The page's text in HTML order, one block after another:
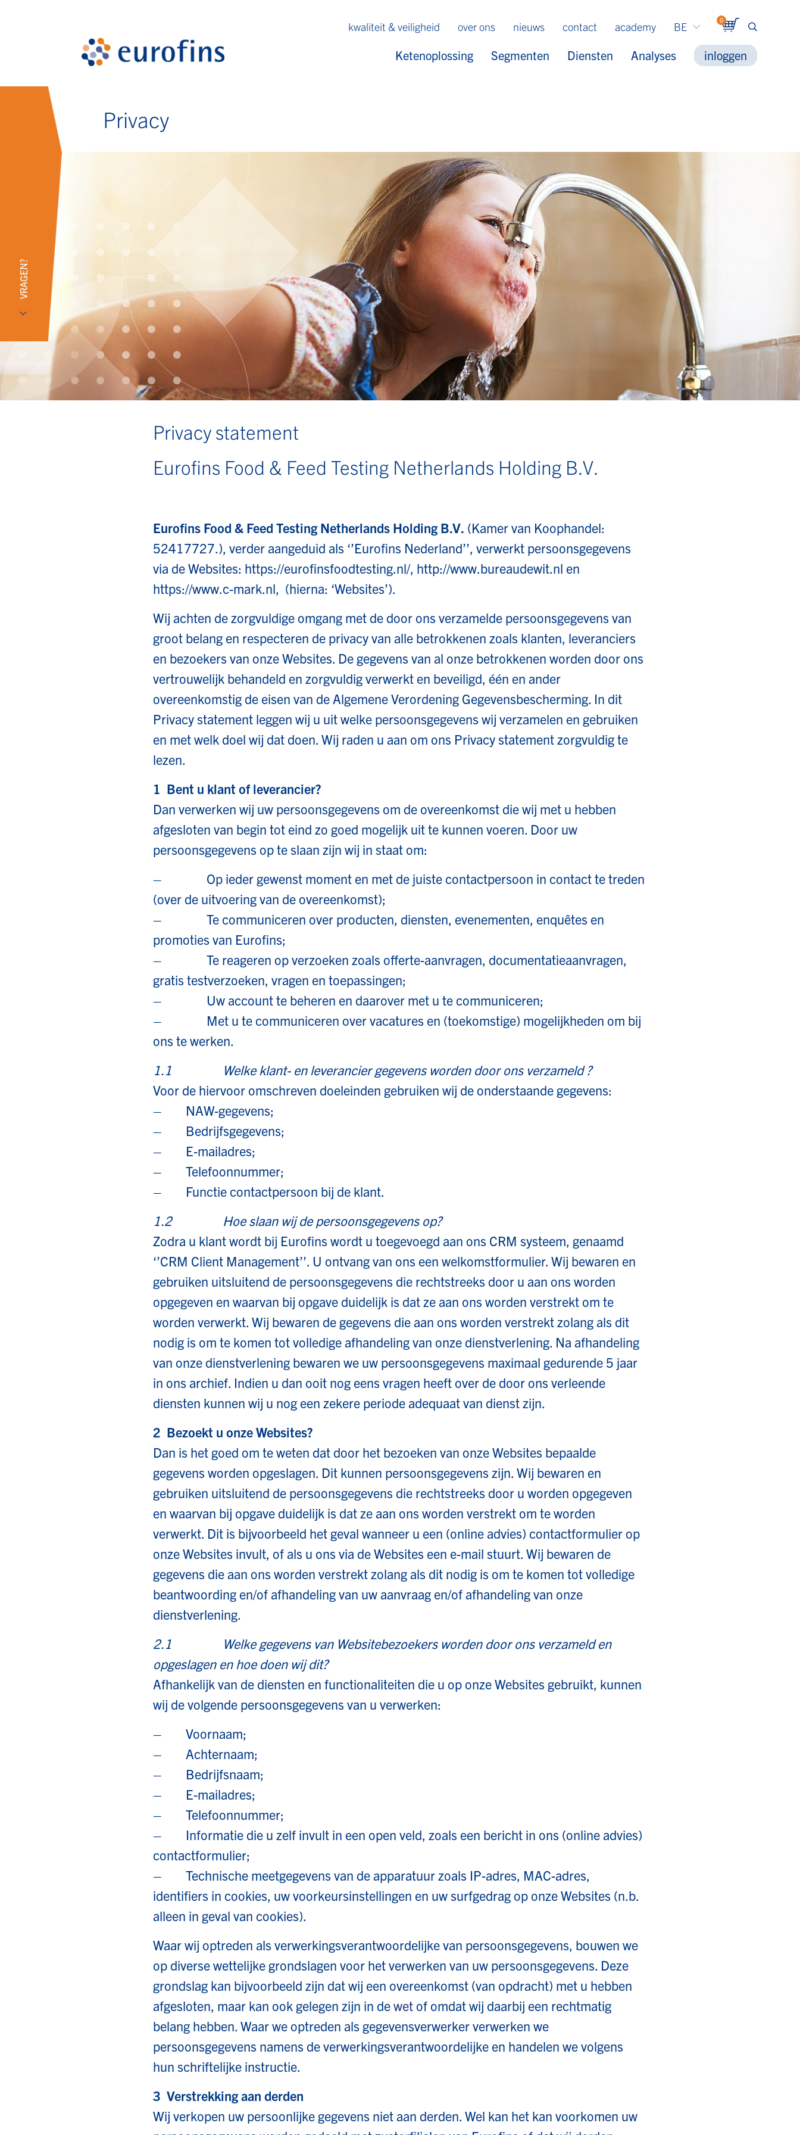
0
BE
kwaliteit & veiligheid over ons nieuws contact academy
Ketenoplossing Segmenten Diensten Analyses inloggen
Privacy
VRAGEN?
Privacy statement
Eurofins Food & Feed Testing Netherlands Holding B.V.
Eurofins Food & Feed Testing Netherlands Holding B.V. (Kamer van Koophandel:
52417727.), verder aangeduid als ‘’Eurofins Nederland’’, verwerkt persoonsgegevens
via de Websites: https://eurofinsfoodtesting.nl/, http://www.bureaudewit.nl en
https://www.c-mark.nl, (hierna: ‘Websites’).
Wij achten de zorgvuldige omgang met de door ons verzamelde persoonsgegevens van
groot belang en respecteren de privacy van alle betrokkenen zoals klanten, leveranciers
en bezoekers van onze Websites. De gegevens van al onze betrokkenen worden door ons
vertrouwelijk behandeld en zorgvuldig verwerkt en beveiligd, één en ander
overeenkomstig de eisen van de Algemene Verordening Gegevensbescherming. In dit
Privacy statement leggen wij u uit welke persoonsgegevens wij verzamelen en gebruiken
en met welk doel wij dat doen. Wij raden u aan om ons Privacy statement zorgvuldig te
lezen.
1 Bent u klant of leverancier?
Dan verwerken wij uw persoonsgegevens om de overeenkomst die wij met u hebben
afgesloten van begin tot eind zo goed mogelijk uit te kunnen voeren. Door uw
persoonsgegevens op te slaan zijn wij in staat om:
– Op ieder gewenst moment en met de juiste contactpersoon in contact te treden
(over de uitvoering van de overeenkomst);
– Te communiceren over producten, diensten, evenementen, enquêtes en
promoties van Eurofins;
– Te reageren op verzoeken zoals offerte-aanvragen, documentatieaanvragen,
gratis testverzoeken, vragen en toepassingen;
– Uw account te beheren en daarover met u te communiceren;
– Met u te communiceren over vacatures en (toekomstige) mogelijkheden om bij
ons te werken.
1.1 Welke klant- en leverancier gegevens worden door ons verzameld ?
Voor de hiervoor omschreven doeleinden gebruiken wij de onderstaande gegevens:
– NAW-gegevens;
– Bedrijfsgegevens;
– E-mailadres;
– Telefoonnummer;
– Functie contactpersoon bij de klant.
1.2 Hoe slaan wij de persoonsgegevens op?
Zodra u klant wordt bij Eurofins wordt u toegevoegd aan ons CRM systeem, genaamd
‘’CRM Client Management’’. U ontvang van ons een welkomstformulier. Wij bewaren en
gebruiken uitsluitend de persoonsgegevens die rechtstreeks door u aan ons worden
opgegeven en waarvan bij opgave duidelijk is dat ze aan ons worden verstrekt om te
worden verwerkt. Wij bewaren de gegevens die aan ons worden verstrekt zolang als dit
nodig is om te komen tot volledige afhandeling van onze dienstverlening. Na afhandeling
van onze dienstverlening bewaren we uw persoonsgegevens maximaal gedurende 5 jaar
in ons archief. Indien u dan ooit nog eens vragen heeft over de door ons verleende
diensten kunnen wij u nog een zekere periode adequaat van dienst zijn.
2 Bezoekt u onze Websites?
Dan is het goed om te weten dat door het bezoeken van onze Websites bepaalde
gegevens worden opgeslagen. Dit kunnen persoonsgegevens zijn. Wij bewaren en
gebruiken uitsluitend de persoonsgegevens die rechtstreeks door u worden opgegeven
en waarvan bij opgave duidelijk is dat ze aan ons worden verstrekt om te worden
verwerkt. Dit is bijvoorbeeld het geval wanneer u een (online advies) contactformulier op
onze Websites invult, of als u ons via de Websites een e-mail stuurt. Wij bewaren de
gegevens die aan ons worden verstrekt zolang als dit nodig is om te komen tot volledige
beantwoording en/of afhandeling van uw aanvraag en/of afhandeling van onze
dienstverlening.
2.1 Welke gegevens van Websitebezoekers worden door ons verzameld en
opgeslagen en hoe doen wij dit?
Afhankelijk van de diensten en functionaliteiten die u op onze Websites gebruikt, kunnen
wij de volgende persoonsgegevens van u verwerken:
– Voornaam;
– Achternaam;
– Bedrijfsnaam;
– E-mailadres;
– Telefoonnummer;
– Informatie die u zelf invult in een open veld, zoals een bericht in ons (online advies)
contactformulier;
– Technische meetgegevens van de apparatuur zoals IP-adres, MAC-adres,
identifiers in cookies, uw voorkeursinstellingen en uw surfgedrag op onze Websites (n.b.
alleen in geval van cookies).
Waar wij optreden als verwerkingsverantwoordelijke van persoonsgegevens, bouwen we
op diverse wettelijke grondslagen voor het verwerken van uw persoonsgegevens. Deze
grondslag kan bijvoorbeeld zijn dat wij een overeenkomst (van opdracht) met u hebben
afgesloten, maar kan ook gelegen zijn in dewet of omdat wij daarbij een rechtmatig
belang hebben. Waar we optreden als gegevensverwerker verwerken we
persoonsgegevens namens de verwerkingsverantwoordelijke en handelen we volgens
hun schriftelijke instructie.
3 Verstrekking aan derden
Wij verkopen uw persoonlijke gegevens niet aan derden. Wel kan het kan voorkomen uw